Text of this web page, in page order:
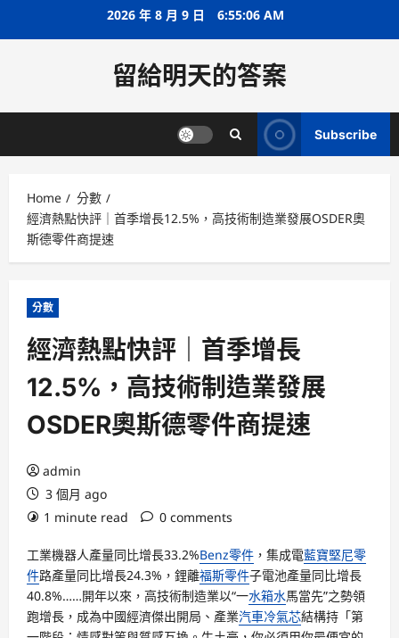
2026 年 8 月 9 日 6:55:07 AM
留給明天的答案
Subscribe
Home
分數
經濟熱點快評｜首季增長12.5%，高技術制造業發展OSDER奧
斯德零件商提速
分數
經濟熱點快評｜首季增長
12.5%，高技術制造業發展
OSDER奧斯德零件商提速
admin
3 個月 ago
1 minute read
0 comments
工業機器人產量同比增長33.2%Benz零件 ，集成電藍寶堅尼零
件路產量同比增長24.3%，鋰離福斯零件子電池產量同比增長
40.8%……開年以來，高技術制造業以“一水箱水馬當先”之勢領
跑增長，成為中國經濟傑出開局、產業汽車冷氣芯結構持「第